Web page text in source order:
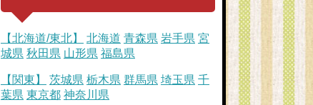
【北海道/東北】 北海道 青森県 岩手県 宮
城県 秋田県 山形県 福島県
【関東】 茨城県 栃木県 群馬県 埼玉県 千
葉県 東京都 神奈川県